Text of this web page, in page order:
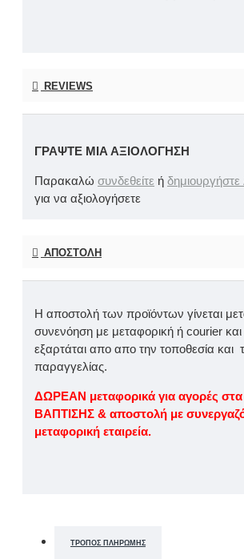
REVIEWS
ΓΡΆΨΤΕ ΜΙΑ ΑΞΙΟΛΌΓΗΣΗ
Παρακαλώ συνδεθείτε ή
για να αξιολογήσετε
ΑΠΟΣΤΟΛΉ
Η αποστολή των προϊόντων γίνεται
συνενόηση με μεταφορική ή courier και
εξαρτάται απο απο την τοποθεσία και
παραγγελίας.
ΔΩΡΕΑΝ μεταφορικά για αγορές
ΒΑΠΤΙΣΗΣ & αποστολή με
μεταφορική εταιρεία.
ΤΡΌΠΟΣ ΠΛΗΡΩΜΉΣ